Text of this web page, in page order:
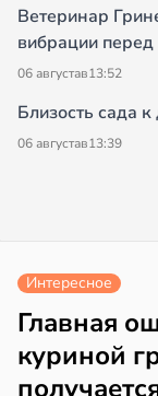
Ветеринар
вибрации
06 августав13:52
Близость сада
06 августав13:39
Интересное
Главная
куриной